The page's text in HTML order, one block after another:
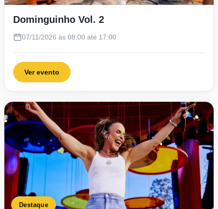
Dominguinho Vol. 2
07/11/2026 às 08:00 até 17:00
Ver evento
Destaque